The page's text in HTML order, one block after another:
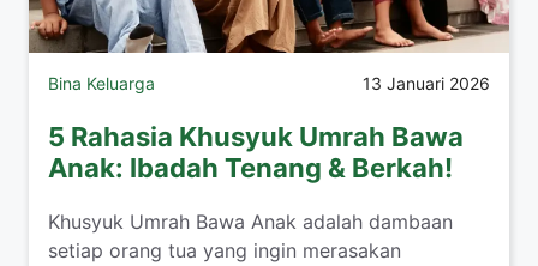
Bina Keluarga 13 Januari 2026
5 Rahasia Khusyuk Umrah Bawa
Anak: Ibadah Tenang & Berkah!
​Khusyuk Umrah Bawa Anak adalah dambaan
setiap orang tua yang ingin merasakan